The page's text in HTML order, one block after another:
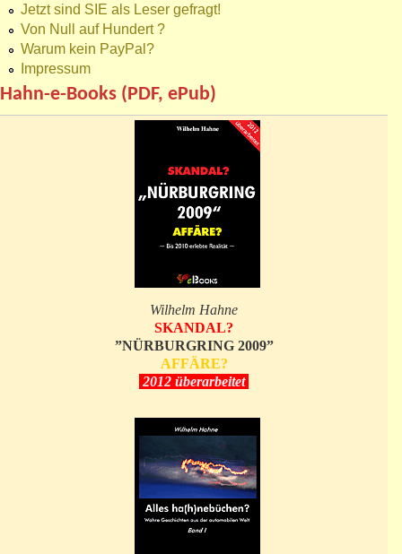
Jetzt sind SIE als Leser gefragt!
Von Null auf Hundert ?
Warum kein PayPal?
Impressum
Hahn-e-Books (PDF, ePub)
Wilhelm Hahne
SKANDAL?
”NÜRBURGRING 2009”
AFFÄRE?
2012 überarbeitet